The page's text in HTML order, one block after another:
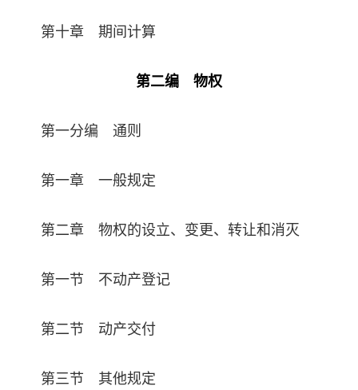
第十章 期间计算
第二编 物权
第一分编 通则
第一章 一般规定
第二章 物权的设立、变更、转让和消灭
第一节 不动产登记
第二节 动产交付
第三节 其他规定